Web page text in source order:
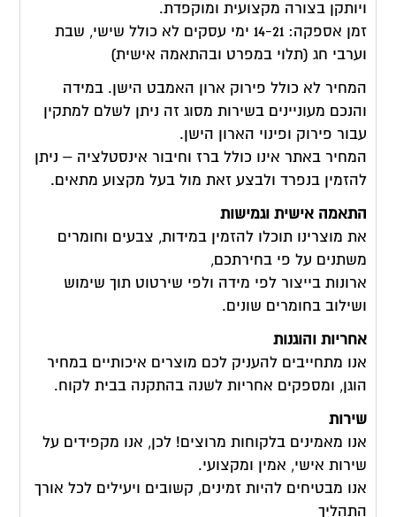
ויותקן בצורה מקצועית ומוקפדת.
זמן אספקה: 14-21 ימי עסקים לא כולל שישי, שבת
וערבי חג (תלוי במפרט ובהתאמה אישית)
המחיר לא כולל פירוק ארון האמבט הישן. במידה
והנכם מעוניינים בשירות מסוג זה ניתן לשלם למתקין
עבור פירוק ופינוי הארון הישן.
המחיר באתר אינו כולל ברז וחיבור אינסטלציה – ניתן
להזמין בנפרד ולבצע זאת מול בעל מקצוע מתאים.
התאמה אישית וגמישות
את מוצרינו תוכלו להזמין במידות, צבעים וחומרים
משתנים על פי בחירתכם,
ארונות בייצור לפי מידה ולפי שירטוט תוך שימוש
ושילוב בחומרים שונים.
אחריות והוגנות
אנו מתחייבים להעניק לכם מוצרים איכותיים במחיר
הוגן, ומספקים אחריות לשנה בהתקנה בבית לקוח.
שירות
אנו מאמינים בלקוחות מרוצים! לכן, אנו מקפידים על
שירות אישי, אמין ומקצועי.
אנו מבטיחים להיות זמינים, קשובים ויעילים לכל אורך
התהליך